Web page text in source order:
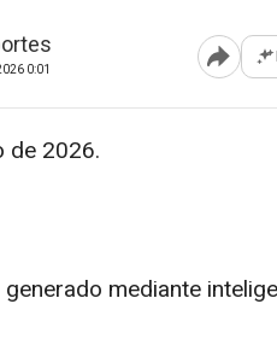
0:01 Abrir
de 2026.
mediante